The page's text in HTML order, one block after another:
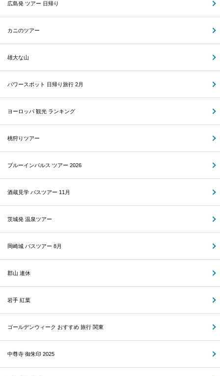
広島発 ツアー 日帰り
カニのツアー
雄大な山
パワースポット 日帰り旅行 2月
ヨーロッパ 観光 ランキング
桃狩りツアー
ブルーインパルス ツアー 2026
酒蔵見学 バスツアー 11月
茨城発 温泉ツアー
岡崎城 バスツアー 8月
郡山 連休
岩手 紅葉
ゴールデンウィーク おすすめ 旅行 関東
中尊寺 御朱印 2025